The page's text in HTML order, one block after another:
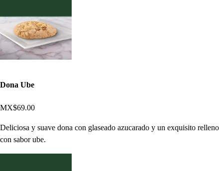
Dona Ube
MX$69.00
Deliciosa y suave dona con glaseado azucarado y un exquisito relleno
con sabor ube.